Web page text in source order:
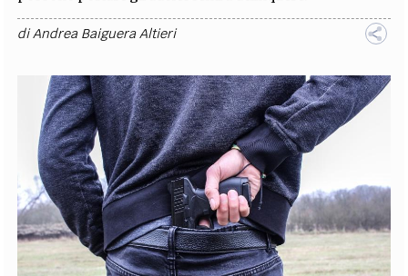
diAndrea Baiguera Altieri